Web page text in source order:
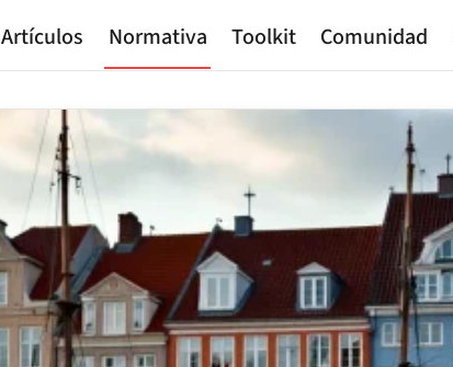
Artículos Normativa Toolkit Comunidad